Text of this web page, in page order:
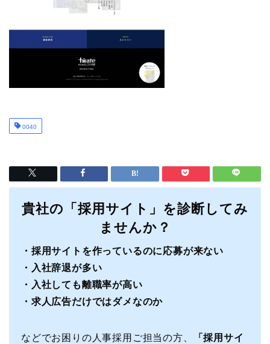
0040
貴社の「採用サイト」を診断してみ
ませんか？
・採用サイトを作っているのに応募が来ない
・入社辞退が多い
・入社しても離職率が高い
・求人広告だけではダメなのか
などでお困りの人事採用ご担当の方、
「採用サイ